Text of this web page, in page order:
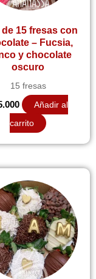
de 15 fresas con
– Fucsia,
y chocolate
oscuro
15 fresas
Añadir al
carrito